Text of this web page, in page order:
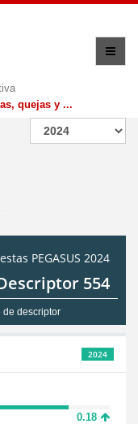
quejas y ...
PEGASUS 2024
554
de descriptor
2024
0.18